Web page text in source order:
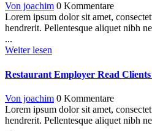
Von joachim 0 Kommentare
Lorem ipsum dolor sit amet,
hendrerit. Pellentesque aliquet nibh
...
Weiter lesen
Restaurant Employer Read
Von joachim 0 Kommentare
Lorem ipsum dolor sit amet,
hendrerit. Pellentesque aliquet nibh